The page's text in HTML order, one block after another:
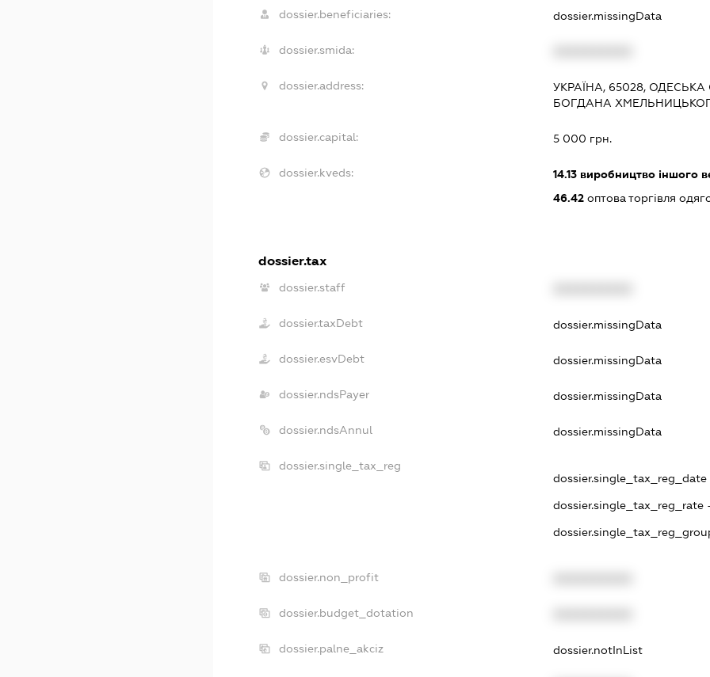
dossier.beneficiaries: dossier.missingData
dossier.smida:
dossier.address:
УКРАЇНА, 65028,
БОГДАНА
dossier.capital: 5 000 грн.
dossier.kveds: 14.13виробництво іншого
46.42оптова торгівля
dossier.tax
dossier.staff
dossier.taxDebt dossier.missingData
dossier.esvDebt dossier.missingData
dossier.ndsPayer dossier.missingData
dossier.ndsAnnul dossier.missingData
dossier.single_tax_reg
dossier.single_tax_reg_date
dossier.single_tax_reg_rate
dossier.non_profit
dossier.budget_dotation
dossier.palne_akciz dossier.notInList